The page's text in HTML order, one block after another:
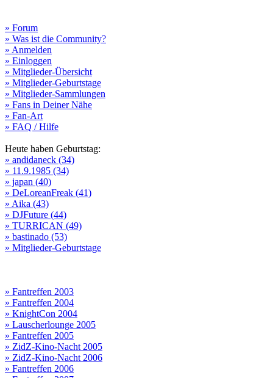
» Forum
» Was ist die Community?
» Anmelden
» Einloggen
» Mitglieder-Übersicht
» Mitglieder-Geburtstage
» Mitglieder-Sammlungen
» Fans in Deiner Nähe
» Fan-Art
» FAQ / Hilfe
Heute haben Geburtstag:
» andidaneck (34)
» 11.9.1985 (34)
» japan (40)
» DeLoreanFreak (41)
» Aika (43)
» DJFuture (44)
» TURRICAN (49)
» bastinado (53)
» Mitglieder-Geburtstage
» Fantreffen 2003
» Fantreffen 2004
» KnightCon 2004
» Lauscherlounge 2005
» Fantreffen 2005
» ZidZ-Kino-Nacht 2005
» ZidZ-Kino-Nacht 2006
» Fantreffen 2006